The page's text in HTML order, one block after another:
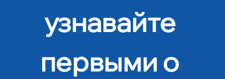
узнавайте
первыми о